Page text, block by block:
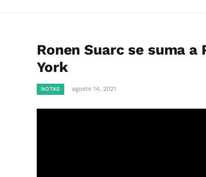
Ronen Suarc se suma
York
NOTAS agosto 14, 2021